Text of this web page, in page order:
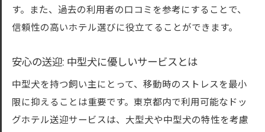
す。また、過去の利用者の口コミを参考にすることで、
信頼性の高いホテル選びに役立てることができます。
安心の送迎: 中型犬に優しいサービスとは
中型犬を持つ飼い主にとって、移動時のストレスを最小
限に抑えることは重要です。東京都内で利用可能なドッ
グホテル送迎サービスは、大型犬や中型犬の特性を考慮